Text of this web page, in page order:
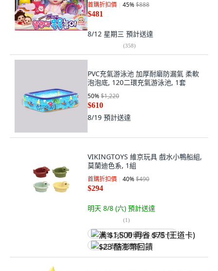
首購折扣價 45%$888
$481
8/12 星期三 預計送達
(358)
PVC充氣游泳池 加厚耐磨防漏氣 柔軟
泡泡底, 120二環充氣游泳池, 1套
50%$1,220
$610
8/19 預計送達
VIKINGTOYS 維京玩具 戲水小鴨船組,
莫蘭迪色系, 1組
首購折扣價 40%$490
$294
明天 8/8 (六) 預計送達
(1)
满 $1,500 再省 $75 (王道卡)
$23 酷澎幣回饋